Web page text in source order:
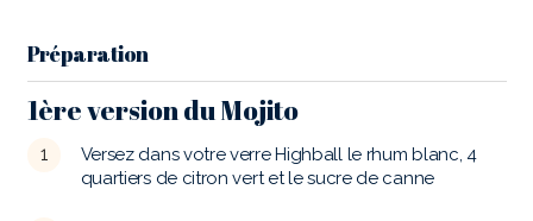
Préparation
1ère version du Mojito
Versez dans votre verre Highball le rhum blanc, 4
quartiers de citron vert et le sucre de canne